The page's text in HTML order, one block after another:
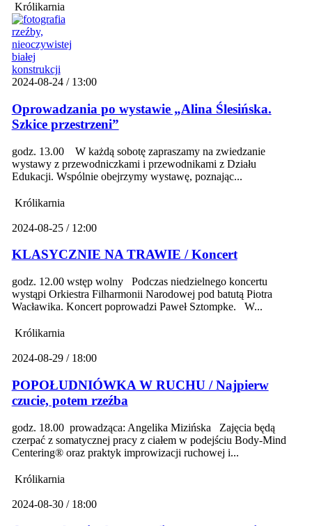
Królikarnia
2024-08-24 / 13:00
Oprowadzania po wystawie „Alina Ślesińska.
Szkice przestrzeni”
godz. 13.00 W każdą sobotę zapraszamy na zwiedzanie
wystawy z przewodniczkami i przewodnikami z Działu
Edukacji. Wspólnie obejrzymy wystawę, poznając...
Królikarnia
2024-08-25 / 12:00
KLASYCZNIE NA TRAWIE / Koncert
godz. 12.00 wstęp wolny Podczas niedzielnego koncertu
wystąpi Orkiestra Filharmonii Narodowej pod batutą Piotra
Wacławika. Koncert poprowadzi Paweł Sztompke. W...
Królikarnia
2024-08-29 / 18:00
POPOŁUDNIÓWKA W RUCHU / Najpierw
czucie, potem rzeźba
godz. 18.00 prowadząca: Angelika Mizińska Zajęcia będą
czerpać z somatycznej pracy z ciałem w podejściu Body-Mind
Centering® oraz praktyk improwizacji ruchowej i...
Królikarnia
2024-08-30 / 18:00